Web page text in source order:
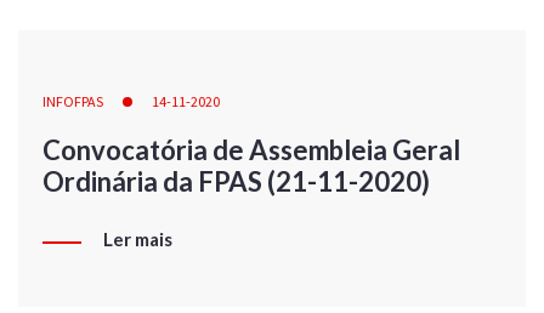
INFOFPAS 14-11-2020
Convocatória de Assembleia Geral
Ordinária da FPAS (21-11-2020)
Ler mais